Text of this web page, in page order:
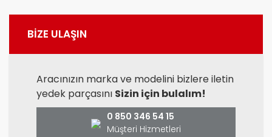
BİZE ULAŞIN
Aracınızın marka ve modelini bizlere iletin
yedek parçasını Sizin için bulalım!
0 850 346 54 15
Müşteri Hizmetleri